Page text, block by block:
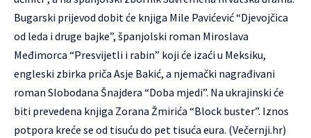
Bugarski prijevod dobit će knjiga Mile Pavićević “Djevojčica
od leda i druge bajke”, španjolski roman Miroslava
Međimorca “Presvijetli i rabin” koji će izaći u Meksiku,
engleski zbirka priča Asje Bakić, a njemački nagrađivani
roman Slobodana Šnajdera “Doba mjedi”. Na ukrajinski će
biti prevedena knjiga Zorana Žmirića “Block buster”. Iznos
potpora kreće se od tisuću do pet tisuća eura. (Večernji.hr)